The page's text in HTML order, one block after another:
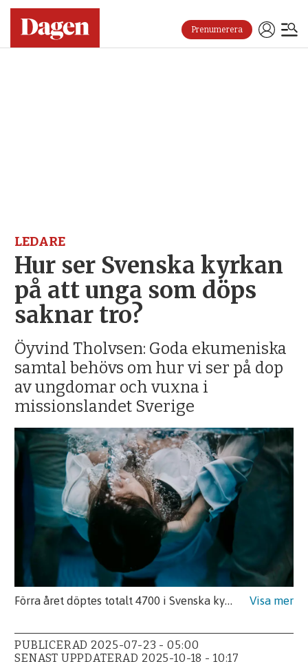
Prenumerera
LEDARE
Hur ser Svenska kyrkan
på att unga som döps
saknar tro?
Öyvind Tholvsen: Goda ekumeniska
samtal behövs om hur vi ser på dop
av ungdomar och vuxna i
missionslandet Sverige
Förra året döptes totalt 4700 i Svenska kyrkan inför att de ville konfirmeras. Det är glädjande många.
PUBLICERAD
2025-07-23 - 05:00
SENAST UPPDATERAD
2025-10-18 - 10:17